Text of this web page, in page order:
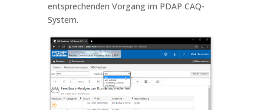
entsprechenden Vorgang im PDAP CAQ-
System.